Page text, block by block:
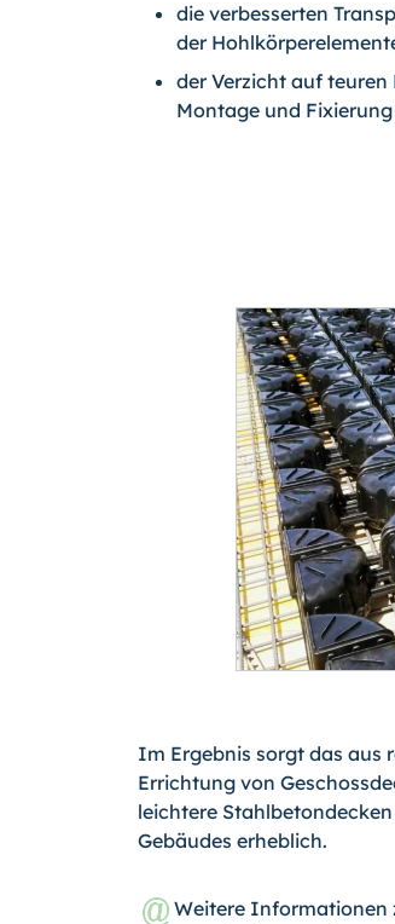
die verbesserten
der
der Verzicht auf
Montage und
Im Ergebnis sorgt das aus
Errichtung von
leichtere
Gebäudes erheblich.
Weitere Informationen